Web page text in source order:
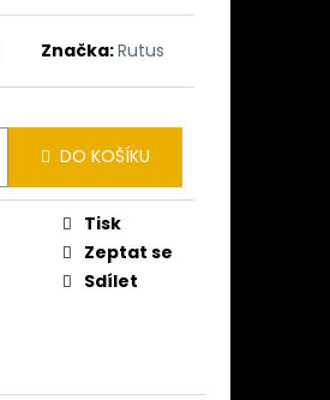
Značka:Rutus
DO KOŠÍKU
Tisk
Zeptat se
Sdílet